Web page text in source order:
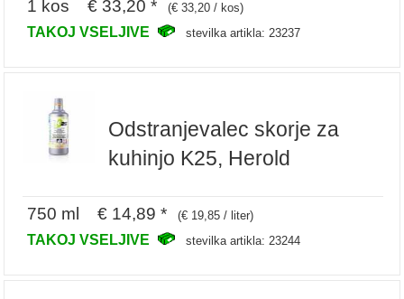
1 kos € 33,20 * (€ 33,20 / kos)
TAKOJ VSELJIVE stevilka artikla: 23237
Odstranjevalec skorje za
kuhinjo K25, Herold
750 ml € 14,89 * (€ 19,85 / liter)
TAKOJ VSELJIVE stevilka artikla: 23244